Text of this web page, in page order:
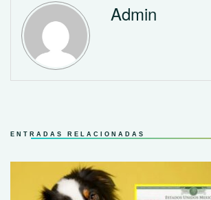
Admin
ENTRADAS RELACIONADAS